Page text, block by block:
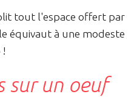
tout l'espace offert par
équivaut à une modeste
!
sur un oeuf